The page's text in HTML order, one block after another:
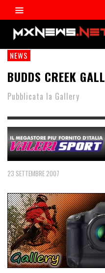
NEWS
BUDDS CREEK
Pubblicata la Gallery
23 SETTEMBRE 2007